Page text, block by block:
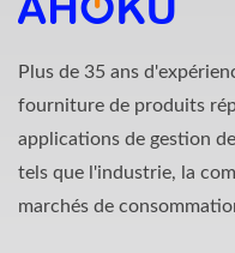
Plus de 35 ans
fourniture de produits
applications de gestion
tels que l'industrie, la
marchés de